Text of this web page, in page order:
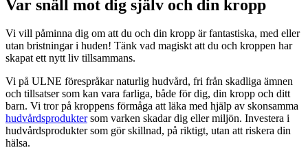
Var snäll mot dig själv och din kropp
Vi vill påminna dig om att du och din kropp är fantastiska, med eller
utan bristningar i huden! Tänk vad magiskt att du och kroppen har
skapat ett nytt liv tillsammans.
Vi på ULNE förespråkar naturlig hudvård, fri från skadliga ämnen
och tillsatser som kan vara farliga, både för dig, din kropp och ditt
barn. Vi tror på kroppens förmåga att läka med hjälp av skonsamma
hudvårdsproduktersom varken skadar dig eller miljön. Investera i
hudvårdsprodukter som gör skillnad, på riktigt, utan att riskera din
hälsa.